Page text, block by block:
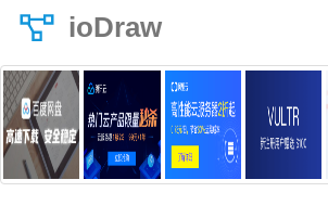
ioDraw